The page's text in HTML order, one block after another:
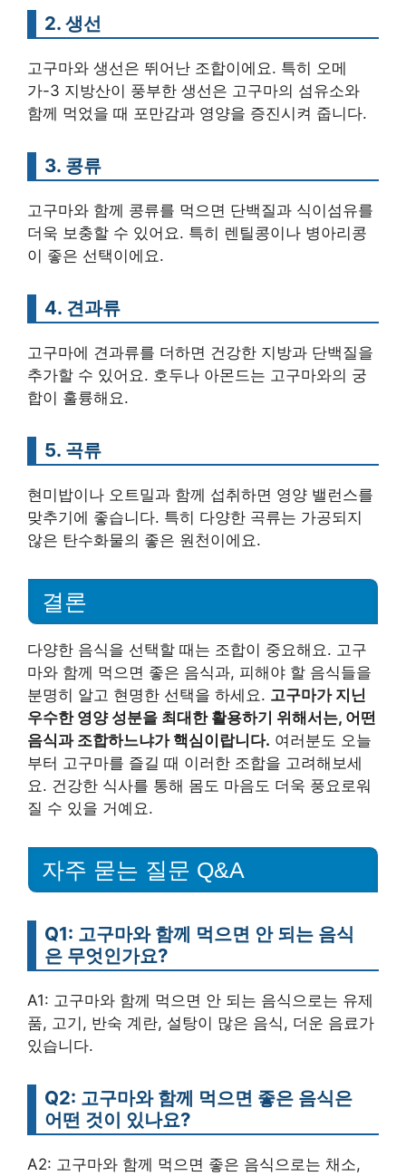
2. 생선
고구마와 생선은 뛰어난 조합이에요. 특히 오메
가-3 지방산이 풍부한 생선은 고구마의 섬유소와
함께 먹었을 때 포만감과 영양을 증진시켜 줍니다.
3. 콩류
고구마와 함께 콩류를 먹으면 단백질과 식이섬유를
더욱 보충할 수 있어요. 특히 렌틸콩이나 병아리콩
이 좋은 선택이에요.
4. 견과류
고구마에 견과류를 더하면 건강한 지방과 단백질을
추가할 수 있어요. 호두나 아몬드는 고구마와의 궁
합이 훌륭해요.
5. 곡류
현미밥이나 오트밀과 함께 섭취하면 영양 밸런스를
맞추기에 좋습니다. 특히 다양한 곡류는 가공되지
않은 탄수화물의 좋은 원천이에요.
결론
다양한 음식을 선택할 때는 조합이 중요해요. 고구
마와 함께 먹으면 좋은 음식과, 피해야 할 음식들을
분명히 알고 현명한 선택을 하세요. 고구마가 지닌
우수한 영양 성분을 최대한 활용하기 위해서는, 어떤
음식과 조합하느냐가 핵심이랍니다. 여러분도 오늘
부터 고구마를 즐길 때 이러한 조합을 고려해보세
요. 건강한 식사를 통해 몸도 마음도 더욱 풍요로워
질 수 있을 거예요.
자주 묻는 질문 Q&A
Q1: 고구마와 함께 먹으면 안 되는 음식
은 무엇인가요?
A1: 고구마와 함께 먹으면 안 되는 음식으로는 유제
품, 고기, 반숙 계란, 설탕이 많은 음식, 더운 음료가
있습니다.
Q2: 고구마와 함께 먹으면 좋은 음식은
어떤 것이 있나요?
A2: 고구마와 함께 먹으면 좋은 음식으로는 채소,